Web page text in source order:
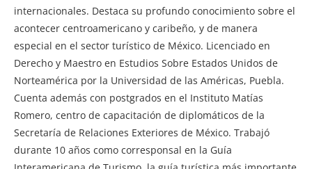
internacionales. Destaca su profundo conocimiento sobre el
acontecer centroamericano y caribeño, y de manera
especial en el sector turístico de México. Licenciado en
Derecho y Maestro en Estudios Sobre Estados Unidos de
Norteamérica por la Universidad de las Américas, Puebla.
Cuenta además con postgrados en el Instituto Matías
Romero, centro de capacitación de diplomáticos de la
Secretaría de Relaciones Exteriores de México. Trabajó
durante 10 años como corresponsal en la Guía